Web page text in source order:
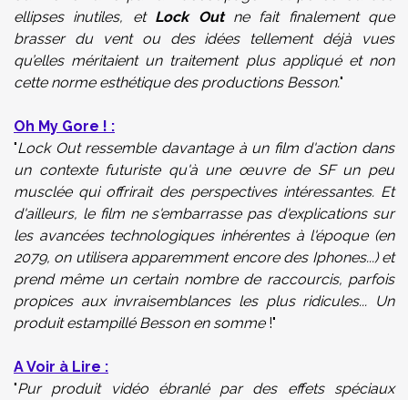
ellipses inutiles, et Lock Outne fait finalement que
brasser du vent ou des idées tellement déjà vues
qu’elles méritaient un traitement plus appliqué et non
cette norme esthétique des productions Besson."
Oh My Gore ! :
"Lock Out ressemble davantage à un film d'action dans
un contexte futuriste qu'à une œuvre de SF un peu
musclée qui offrirait des perspectives intéressantes. Et
d'ailleurs, le film ne s'embarrasse pas d'explications sur
les avancées technologiques inhérentes à l'époque (en
2079, on utilisera apparemment encore des Iphones...) et
prend même un certain nombre de raccourcis, parfois
propices aux invraisemblances les plus ridicules... Un
produit estampillé Besson en somme!"
A Voir à Lire :
"Pur produit vidéo ébranlé par des effets spéciaux